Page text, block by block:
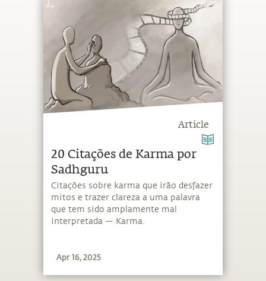
Article
20 Citações de Karma por
Sadhguru
Citações sobre karma que irão desfazer
mitos e trazer clareza a uma palavra
que tem sido amplamente mal
interpretada — Karma.
Apr 16, 2025